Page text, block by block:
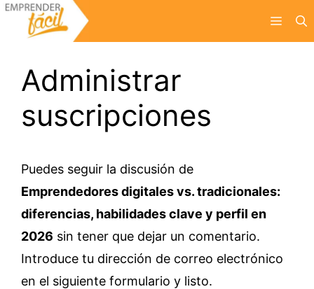
Saltar
Menú
Administrar
suscripciones
Puedes seguir la discusión de
Emprendedores digitales vs. tradicionales:
diferencias, habilidades clave y perfil en
2026 sin tener que dejar un comentario.
Introduce tu dirección de correo electrónico
en el siguiente formulario y listo.